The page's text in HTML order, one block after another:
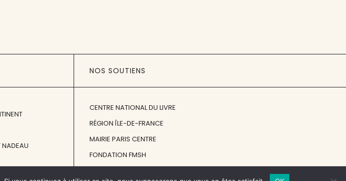
NADEAU
NOS SOUTIENS
CENTRE NATIONAL DU LIVRE
RÉGION ÎLE-DE-FRANCE
MAIRIE PARIS CENTRE
FONDATION FMSH